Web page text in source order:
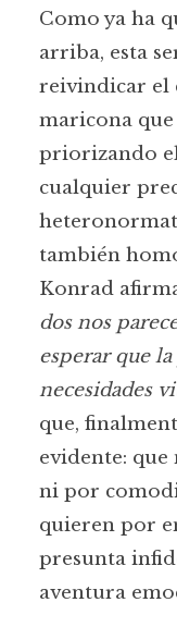
Como ya ha
arriba, esta
reivindicar el
maricona
priorizando
cualquier
también
Konrad
dos nos
esperar que
necesidades
que,
evidente:
ni por
quieren por
presunta
aventura